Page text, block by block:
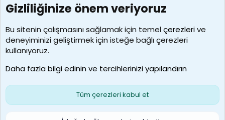
7388
Kullanıcılar
borabekirogluu
Son üye
Çerezler
S
Gizliliğinize önem veriyoruz
Bu sitenin çalışmasını sağlamak için temelçerezlerive
deneyiminizi geliştirmek için isteğe bağlı çerezleri
kullanıyoruz.
Daha fazla bilgi edinin ve tercihlerinizi yapılandırın
Tüm çerezleri kabul et